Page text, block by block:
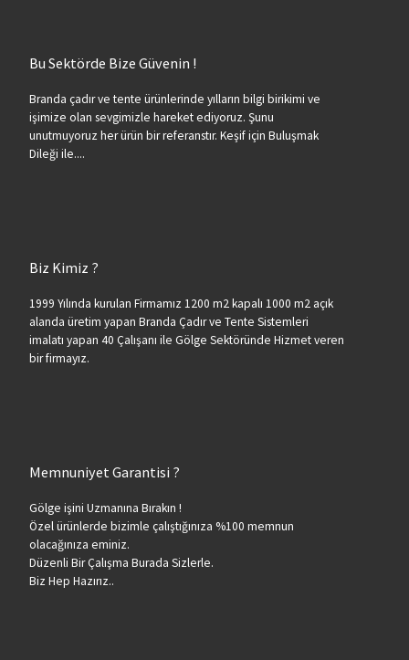
Bu Sektörde Bize Güvenin !
Branda çadır ve tente ürünlerinde yılların bilgi birikimi ve
işimize olan sevgimizle hareket ediyoruz. Şunu
unutmuyoruz her ürün bir referanstır. Keşif için Buluşmak
Dileği ile....
Biz Kimiz ?
1999 Yılında kurulan Firmamız 1200 m2 kapalı 1000 m2 açık
alanda üretim yapan Branda Çadır ve Tente Sistemleri
imalatı yapan 40 Çalışanı ile Gölge Sektöründe Hizmet veren
bir firmayız.
Memnuniyet Garantisi ?
Gölge işini Uzmanına Bırakın !
Özel ürünlerde bizimle çalıştığınıza %100 memnun
olacağınıza eminiz.
Düzenli Bir Çalışma Burada Sizlerle.
Biz Hep Hazırız..